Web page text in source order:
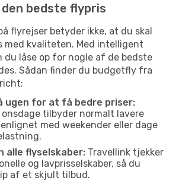
bedste flypris
flyrejser betyder ikke, at du skal
med kvaliteten. Med intelligent
låse op for nogle af de bedste
Sådan finder du budgetfly fra
ugen for at få bedre priser:
onsdage tilbyder normalt lavere
med weekender eller dage
alle flyselskaber: Travellink tjekker
og lavprisselskaber, så du
af et skjult tilbud.